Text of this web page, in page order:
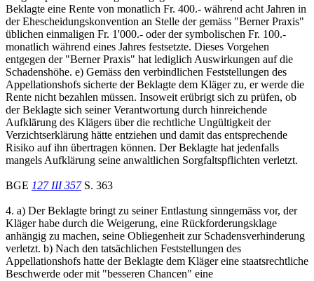
Beklagte eine Rente von monatlich Fr. 400.- während acht Jahren in
der Ehescheidungskonvention an Stelle der gemäss "Berner Praxis"
üblichen einmaligen Fr. 1'000.- oder der symbolischen Fr. 100.-
monatlich während eines Jahres festsetzte. Dieses Vorgehen
entgegen der "Berner Praxis" hat lediglich Auswirkungen auf die
Schadenshöhe. e) Gemäss den verbindlichen Feststellungen des
Appellationshofs sicherte der Beklagte dem Kläger zu, er werde die
Rente nicht bezahlen müssen. Insoweit erübrigt sich zu prüfen, ob
der Beklagte sich seiner Verantwortung durch hinreichende
Aufklärung des Klägers über die rechtliche Ungültigkeit der
Verzichtserklärung hätte entziehen und damit das entsprechende
Risiko auf ihn übertragen können. Der Beklagte hat jedenfalls
mangels Aufklärung seine anwaltlichen Sorgfaltspflichten verletzt.
BGE 127 III 357S. 363
4. a) Der Beklagte bringt zu seiner Entlastung sinngemäss vor, der
Kläger habe durch die Weigerung, eine Rückforderungsklage
anhängig zu machen, seine Obliegenheit zur Schadensverhinderung
verletzt. b) Nach den tatsächlichen Feststellungen des
Appellationshofs hatte der Beklagte dem Kläger eine staatsrechtliche
Beschwerde oder mit "besseren Chancen" eine